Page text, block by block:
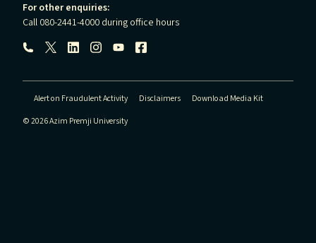
For other enquiries:
Call 080-2441-4000 during office hours
Follow us:
Alert on Fraudulent Activity Disclaimers
Download Media Kit
© 2026 Azim Premji University